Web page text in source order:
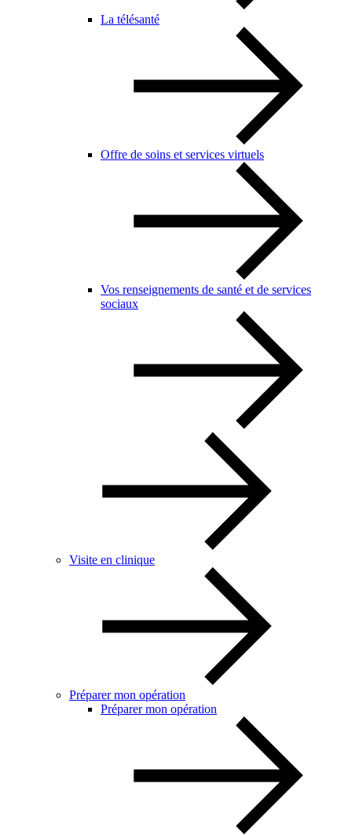
La télésanté
Offre de soins et services virtuels
Vos renseignements de santé et de services
sociaux
Visite en clinique
Préparer mon opération
Préparer mon opération